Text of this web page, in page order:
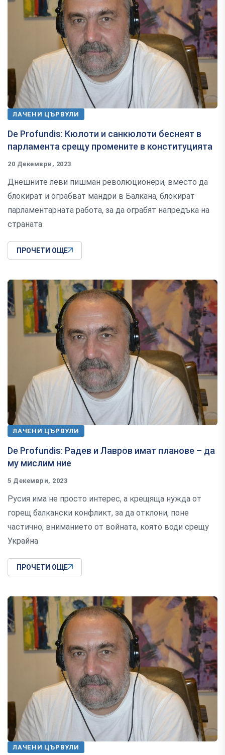
ЛАЧЕНИ ЦЪРВУЛИ
De Profundis: Кюлоти и санкюлоти беснеят в
парламента срещу промените в конституцията
20 Декември, 2023
Днешните леви пишман революционери, вместо да
блокират и ограбват мандри в Балкана, блокират
парламентарната работа, за да ограбят напредъка на
страната
ПРОЧЕТИ ОЩЕ
ЛАЧЕНИ ЦЪРВУЛИ
De Profundis: Радев и Лавров имат планове – да
му мислим ние
5 Декември, 2023
Русия има не просто интерес, а крещяща нужда от
горещ балкански конфликт, за да отклони, поне
частично, вниманието от войната, която води срещу
Украйна
ПРОЧЕТИ ОЩЕ
ЛАЧЕНИ ЦЪРВУЛИ